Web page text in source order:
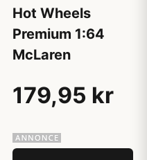
Hot Wheels
Premium 1:64
McLaren
179,95 kr